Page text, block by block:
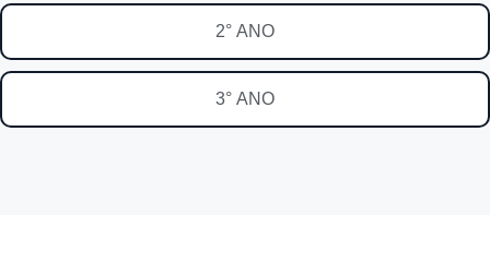
2° ANO
3° ANO